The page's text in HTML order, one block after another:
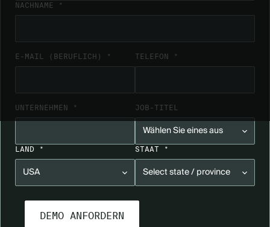
NACHNAME *
E-MAIL (BERUFLICH) * TELEFON *
UNTERNEHMEN * JOB-TITEL
LAND * STAAT *